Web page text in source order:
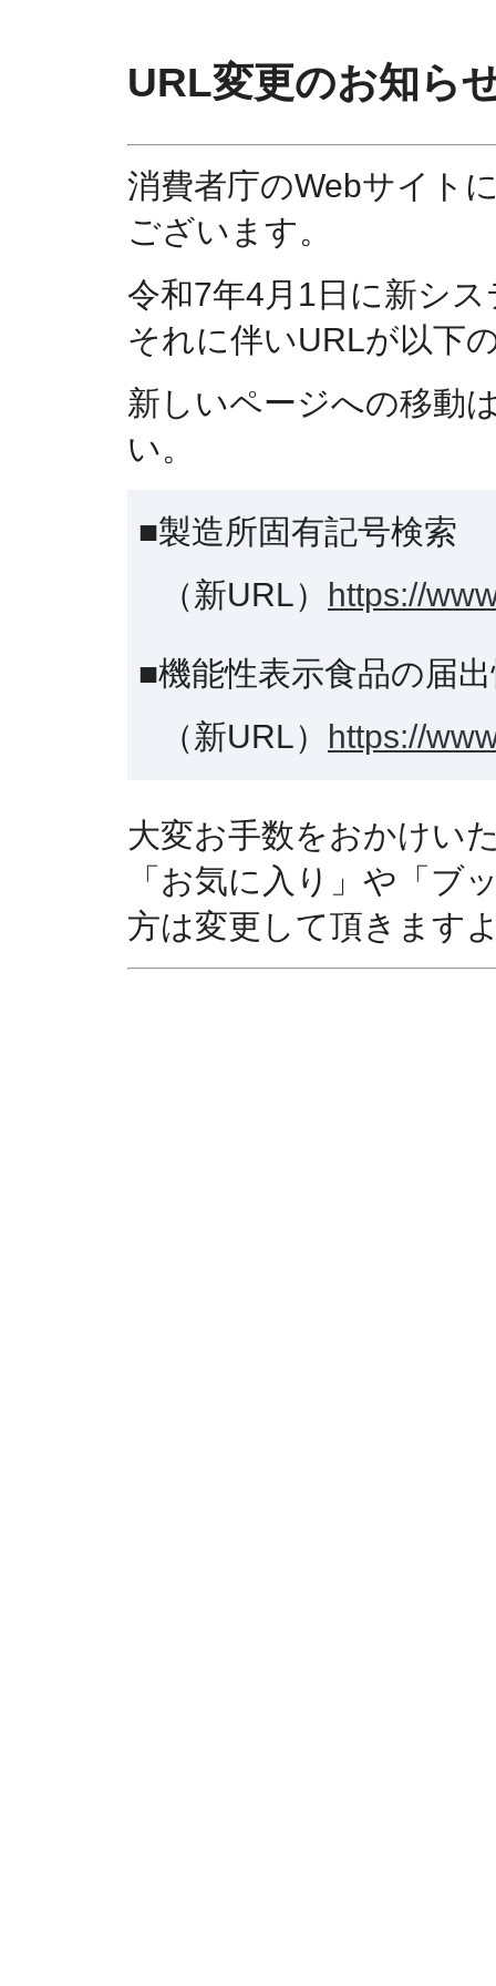
URL変更のお知ら
消費者庁のWebサイト
ございます。
令和7年4月1日に新シ
それに伴いURLが以下
新しいページへの移動
い。
■製造所固有記号検索
（新URL） https://
■機能性表示食品の届
（新URL） https://
大変お手数をおかけい
「お気に入り」や「ブ
方は変更して頂きます